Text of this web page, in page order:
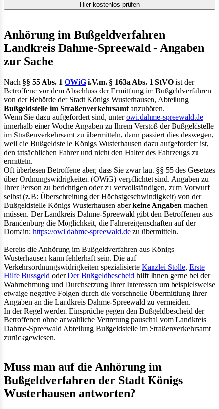
Hier kostenlos prüfen
Anhörung im Bußgeldverfahren
Landkreis Dahme-Spreewald - Angaben
zur Sache
Nach §§ 55 Abs. 1 OWiG i.V.m. § 163a Abs. 1 StVO ist der
Betroffene vor dem Abschluss der Ermittlung im Bußgeldverfahren
von der Behörde der Stadt Königs Wusterhausen, Abteilung
Bußgeldstelle im Straßenverkehrsamt anzuhören.
Wenn Sie dazu aufgefordert sind, unterowi.dahme-spreewald.de
innerhalb einer Woche Angaben zu Ihrem Verstoß der Bußgeldstelle
im Straßenverkehrsamt zu übermitteln, dann passiert dies deswegen,
weil die Bußgeldstelle Königs Wusterhausen dazu aufgefordert ist,
den tatsächlichen Fahrer und nicht den Halter des Fahrzeugs zu
ermitteln.
Oft überlesen Betroffene aber, dass Sie zwar laut §§ 55 des Gesetzes
über Ordnungswidrigkeiten (OWiG) verpflichtet sind, Angaben zu
Ihrer Person zu berichtigen oder zu vervollständigen, zum Vorwurf
selbst (z.B: Überschreitung der Höchstgeschwindigkeit) von der
Bußgeldstelle Königs Wusterhausen aberkeine Angaben machen
müssen. Der Landkreis Dahme-Spreewald gibt den Betroffenen aus
Brandenburg die Möglichkeit, die Fahrereigenschaften auf der
Domain: https://owi.dahme-spreewald.de zu übermitteln.
Bereits die Anhörung im Bußgeldverfahren aus Königs
Wusterhausen kann fehlerhaft sein. Die auf
Verkehrsordnungswidrigkeiten spezialisierte Kanzlei Stolle, Erste
Hilfe Bussgeld oderDer Bußgeldbescheid hilft Ihnen gerne bei der
Wahrnehmung und Durchsetzung Ihrer Interessen um beispielsweise
etwaige negative Folgen durch die vorschnelle Übermittlung Ihrer
Angaben an die Landkreis Dahme-Spreewald zu vermeiden.
In der Regel werden Einsprüche gegen den Bußgeldbescheid der
Betroffenen ohne anwaltliche Vertretung pauschal vom Landkreis
Dahme-Spreewald Abteilung Bußgeldstelle im Straßenverkehrsamt
zurückgewiesen.
Muss man auf die Anhörung im
Bußgeldverfahren der Stadt Königs
Wusterhausen antworten?